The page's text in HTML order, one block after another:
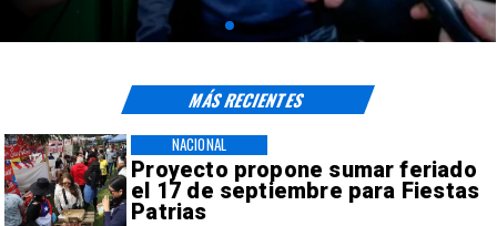
Proyecto propone sumar feriado
el 17 de septiembre para Fiestas
Patrias
NACIONAL
MÁS RECIENTES